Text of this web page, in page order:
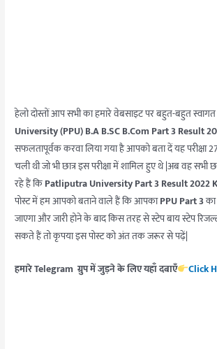
हेलो दोस्तों आप सभी का हमारे वेबसाइट पर बहुत-बहुत
University (PPU) B.A B.SC B.Com Part 3 Result
सफलतापूर्वक करवा लिया गया है आपको बता दें यह
चली थी जो भी छात्र इस परीक्षा में शामिल हुए थे |अब वह सभी
रहे हैं किPatliputra University Part 3 Result 2022
पोस्ट में हम आपको बताने वाले हैं कि आपकाPPU Part 3
जाएगा और जारी होने के बाद किस तरह से स्टेप बाय स्टेप
सकते हैं तो कृपया इस पोस्ट को अंत तक जरूर से पढ़ें|
हमारे Telegram ग्रुप में जुड़ने के लिए यहाँ दबाएँ Click